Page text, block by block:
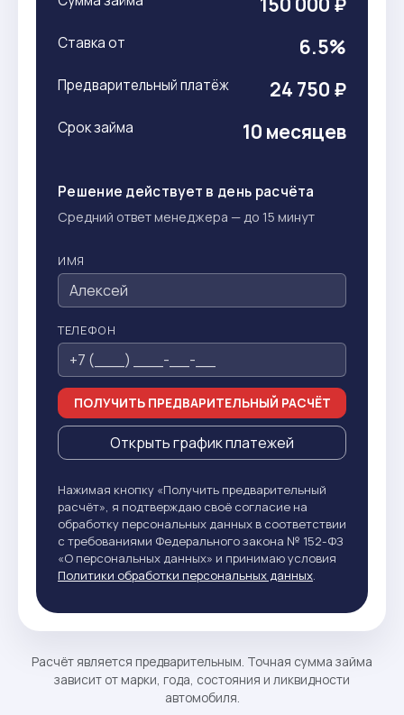
Ставка от 6.5%
Предварительный платёж 24 750 ₽
Срок займа 10 месяцев
Решение действует в день расчёта
Средний ответ менеджера — до 15 минут
ИМЯ
ТЕЛЕФОН
ПОЛУЧИТЬ ПРЕДВАРИТЕЛЬНЫЙ РАСЧЁТ
Открыть график платежей
Нажимая кнопку «Получить предварительный
расчёт», я подтверждаю своё согласие на
обработку персональных данных в соответствии
с требованиями Федерального закона № 152-ФЗ
«О персональных данных» и принимаю условия
Политики обработки персональных данных.
Расчёт является предварительным. Точная сумма займа
зависит от марки, года, состояния и ликвидности
автомобиля.